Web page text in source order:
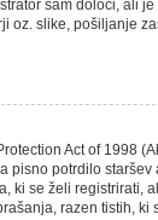
sam določi, ali
oz. slike, pošiljanje
Act of 1998
pisno potrdilo
ki se želi registrirati,
razen tistih, ki